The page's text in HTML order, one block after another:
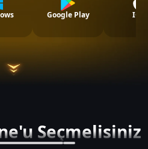
Google Play IOS
Seçmelisiniz